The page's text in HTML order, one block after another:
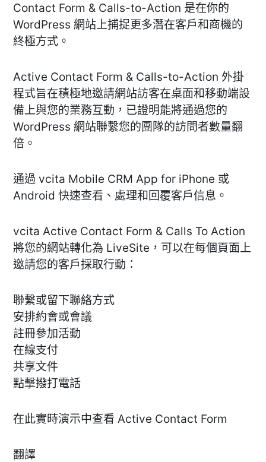
Contact Form & Calls-to-Action 是在你的
WordPress 網站上捕捉更多潛在客戶和商機的
終極方式。
Active Contact Form & Calls-to-Action 外掛
程式旨在積極地邀請網站訪客在桌面和移動端設
備上與您的業務互動，已證明能將通過您的
WordPress 網站聯繫您的團隊的訪問者數量翻
倍。
通過 vcita Mobile CRM App for iPhone 或
Android 快速查看、處理和回覆客戶信息。
vcita Active Contact Form & Calls To Action
將您的網站轉化為 LiveSite，可以在每個頁面上
邀請您的客戶採取行動：
聯繫或留下聯絡方式
安排約會或會議
註冊參加活動
在線支付
共享文件
點擊撥打電話
在此實時演示中查看 Active Contact Form
翻譯